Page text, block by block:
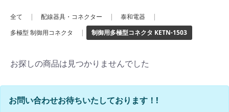
全て | 配線器具・コネクター | 泰和電器
|
多極型 制御用コネクタ
| 制御用多極型コネクタ KETN-1503
お探しの商品は見つかりませんでした
お問い合わせお待ちいたしております！!